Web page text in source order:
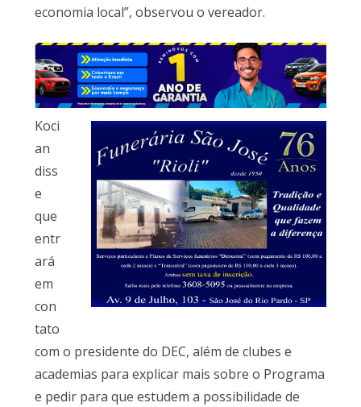
economia local”, observou o vereador.
Koci
an
diss
e
que
entr
ará
em
con
tato
com o presidente do DEC, além de clubes e
academias para explicar mais sobre o Programa
e pedir para que estudem a possibilidade de